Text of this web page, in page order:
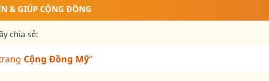
& GIÚP CỘNG ĐỒNG
chia sẻ:
Cộng Đồng Mỹ“